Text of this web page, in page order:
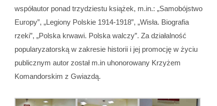
współautor ponad trzydziestu książek, m.in.: „Samobójstwo
Europy”, „Legiony Polskie 1914-1918”, „Wisła. Biografia
rzeki”, „Polska krwawi. Polska walczy”. Za działalność
popularyzatorską w zakresie historii i jej promocję w życiu
publicznym autor został m.in uhonorowany Krzyżem
Komandorskim z Gwiazdą.